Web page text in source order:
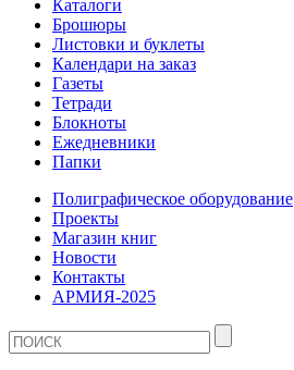
Каталоги
Брошюры
Листовки и буклеты
Календари на заказ
Газеты
Тетради
Блокноты
Ежедневники
Папки
Полиграфическое оборудование
Проекты
Магазин книг
Новости
Контакты
АРМИЯ-2025